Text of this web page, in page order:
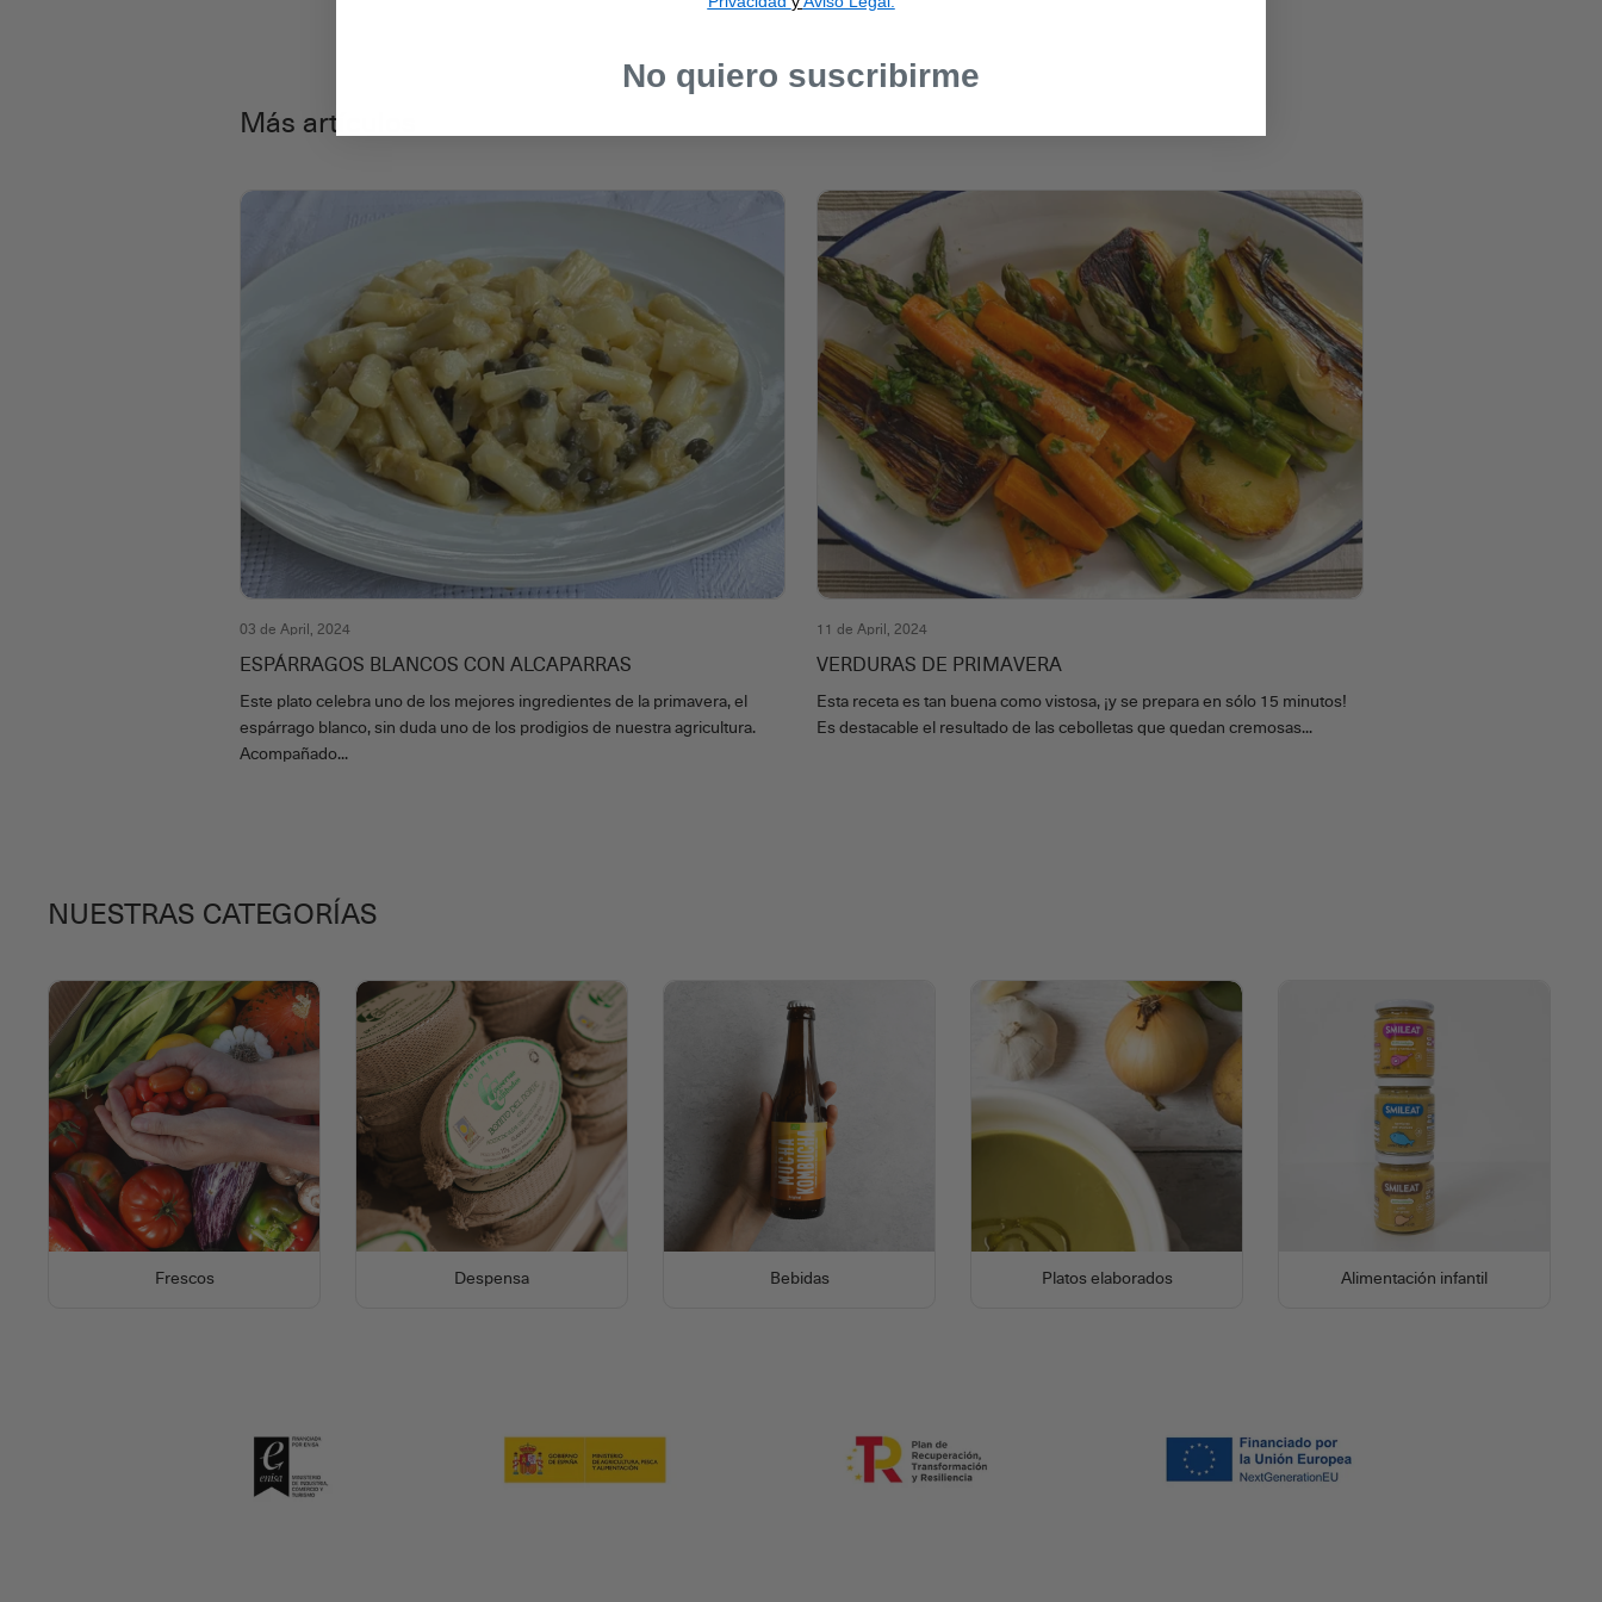
Más artículos
03 de April, 2024
ESPÁRRAGOS BLANCOS CON ALCAPARRAS
Este plato celebra uno de los mejores ingredientes de la primavera, el
espárrago blanco, sin duda uno de los prodigios de nuestra agricultura.
Acompañado...
11 de April, 2024
VERDURAS DE PRIMAVERA
Esta receta es tan buena como vistosa, ¡y se prepara en sólo 15 minutos!
Es destacable el resultado de las cebolletas que quedan cremosas...
NUESTRAS CATEGORÍAS
Frescos Despensa Bebidas Platos elaborados Alimentación infantil
No quiero suscribirme